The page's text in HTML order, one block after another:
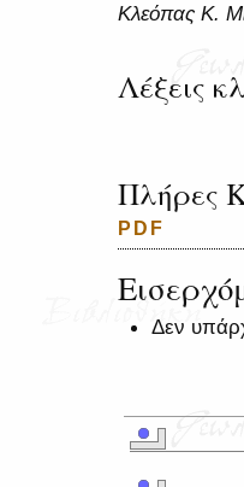
Κλεόπας Κ.
Λέξεις
Πλήρες
PDF
Δεν